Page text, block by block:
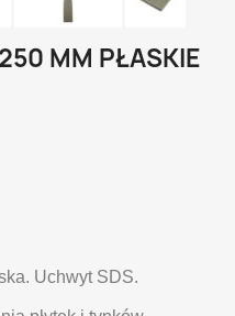
MM PŁASKIE
Uchwyt SDS.